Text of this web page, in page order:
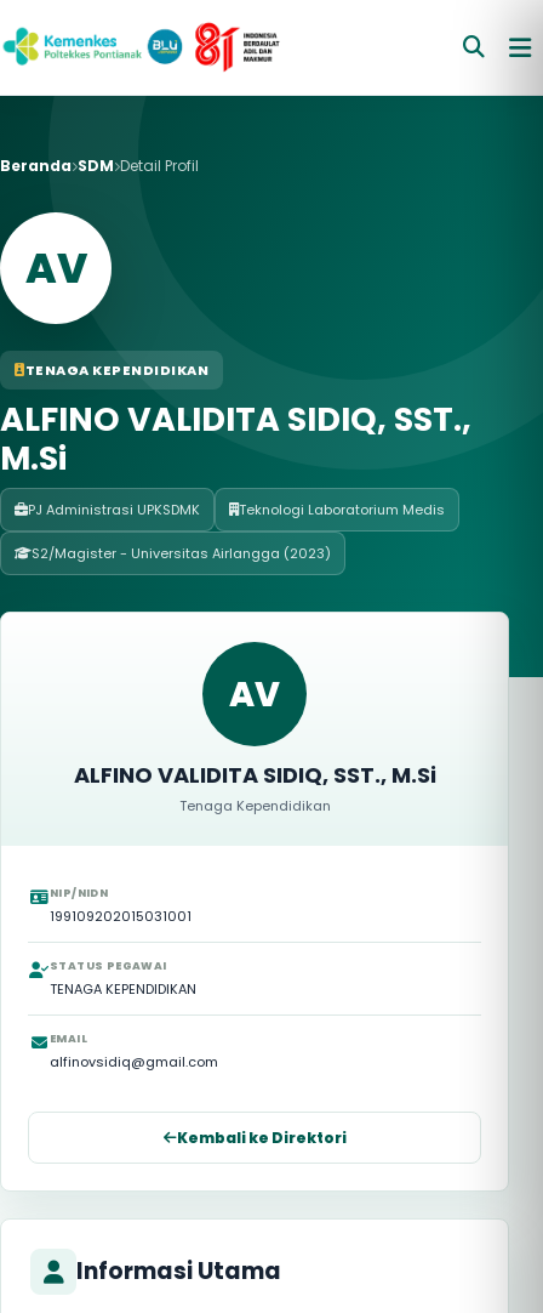
Beranda SDM Detail Profil
AV
TENAGA KEPENDIDIKAN
ALFINO VALIDITA SIDIQ, SST.,
M.Si
PJ Administrasi UPKSDMK Teknologi Laboratorium Medis
S2/Magister - Universitas Airlangga (2023)
AV
ALFINO VALIDITA SIDIQ, SST., M.Si
Tenaga Kependidikan
NIP/NIDN
199109202015031001
STATUS PEGAWAI
TENAGA KEPENDIDIKAN
EMAIL
alfinovsidiq@gmail.com
Kembali ke Direktori
Informasi Utama